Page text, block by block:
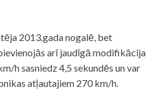
2013.gada nogalē, bet
arī jaudīgā modifikācija
h sasniedz 4,5 sekundēs un var
atļautajiem 270 km/h.